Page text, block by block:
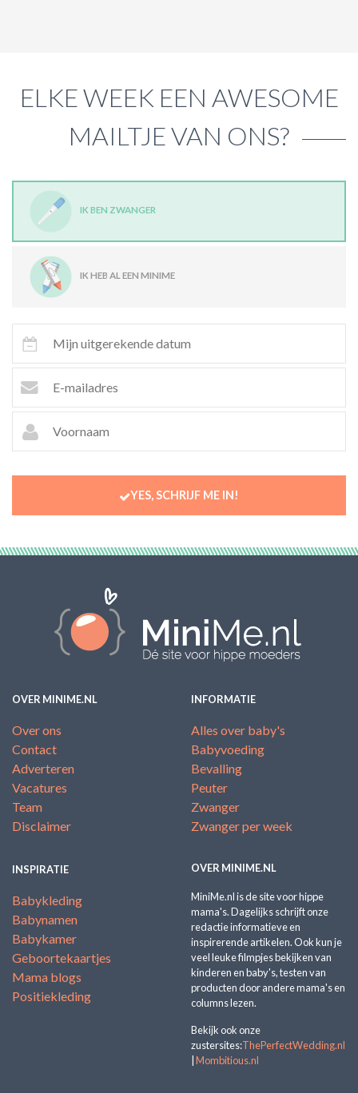
ELKE WEEK EEN AWESOME
MAILTJE VAN ONS?
IK BEN ZWANGER
IK HEB AL EEN MINIME
YES, SCHRIJF ME IN!
OVER MINIME.NL
Over ons
Contact
Adverteren
Vacatures
Team
Disclaimer
INFORMATIE
Alles over baby's
Babyvoeding
Bevalling
Peuter
Zwanger
Zwanger per week
INSPIRATIE
Babykleding
Babynamen
Babykamer
Geboortekaartjes
Mama blogs
Positiekleding
OVER MINIME.NL
MiniMe.nl is de site voor hippe
mama's. Dagelijks schrijft onze
redactie informatieve en
inspirerende artikelen. Ook kun je
veel leuke filmpjes bekijken van
kinderen en baby's, testen van
producten door andere mama's en
columns lezen.
Bekijk ook onze
zustersites:ThePerfectWedding.nl
Mombitious.nl